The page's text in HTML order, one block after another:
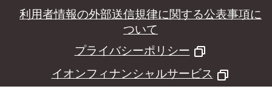
利用者情報の外部送信規律に関する公表事項に
ついて
プライバシーポリシー
イオンフィナンシャルサービス